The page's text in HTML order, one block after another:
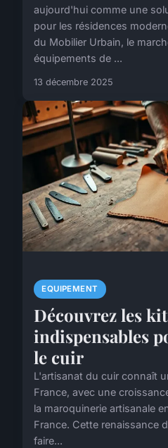
aujourd'hui comme une
pour les résidences
du Mobilier Urbain, le
équipements de ...
13 décembre 2025
EQUIPEMENT
Découvrez les
indispensables
le cuir
L'artisanat du cuir connaît
France, avec une
la maroquinerie artisanale
France. Cette renaissance
faire...